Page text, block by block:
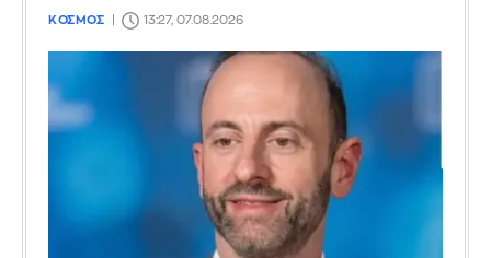
ΚΟΣΜΟΣ 13:27, 07.08.2026